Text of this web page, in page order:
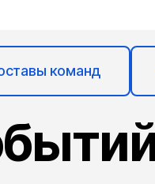
команд